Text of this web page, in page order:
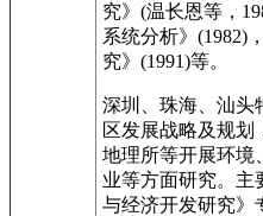
究》(温长恩等，
系统分析》(1982)
究》(1991)等。
深圳、珠海、汕头
区发展战略及规划
地理所等开展环境
业等方面研究。主
与经济开发研究》